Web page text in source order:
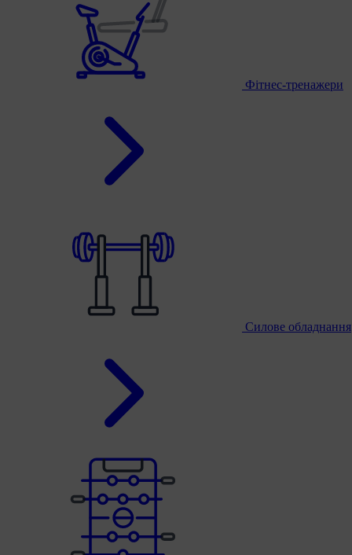
Фітнес-тренажери
Силове обладнання